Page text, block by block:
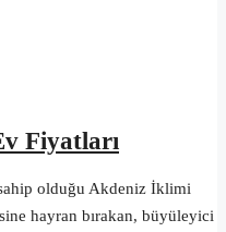
Fiyatları
olduğu Akdeniz İklimi
hayran bırakan, büyüleyici